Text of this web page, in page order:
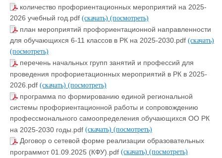
количество профориентационных мероприятий на 2025-
2026 учебный год.pdf (скачать) (посмотреть)
план мероприятий профориентационной направленности
для обучающихся 6-11 классов в РК на 2025-2030.pdf (скачать)
(посмотреть)
перечень начальных групп занятий и профессий для
проведения профориетационных мероприятий в РК в 2025-
2026.pdf (скачать) (посмотреть)
программа по формированию единой региональной
системы профориентационной работы и сопровождению
профессмонального самоопределения обучающихся ОО РК
на 2025-2030 годы.pdf (скачать) (посмотреть)
Договор о сетевой форме реализации образовательных
программот 01.09.2025 (КФУ).pdf (скачать) (посмотреть)